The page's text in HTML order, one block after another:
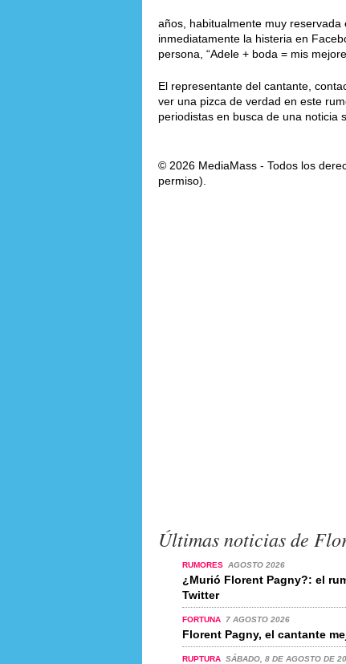
años, habitualmente muy
inmediatamente la histeria en
persona, “Adele + boda = mis
El representante del cantante,
ver una pizca de verdad en este
periodistas en busca de una noticia
© 2026 MediaMass - Todos los
permiso).
Últimas noticias de
RUMORES AGOSTO 2026
¿Murió Florent Pagny?: el
Twitter
FORTUNA 7 AGOSTO 2026
Florent Pagny, el cantante
RUPTURA SÁBADO, 8 DE AGOSTO DE